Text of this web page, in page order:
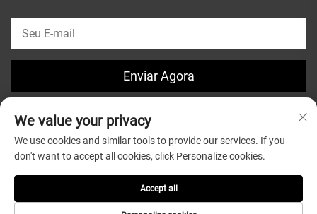
Enviar Agora
Direitos autorais © 2025 por Guangdong Greatsun Wooden
Housewares Co.,Ltd. |
Política de Privacidade
We value your privacy
We use cookies and similar tools to provide our services. If you
don't want to accept all cookies, click Personalize cookies.
Accept all